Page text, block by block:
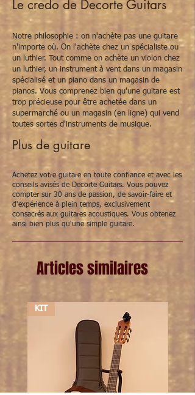
Is van het merk Boston.
Le credo de Decorte Guitars
Notre philosophie : on n'achète pas une guitare
n'importe où. On l'achète chez un spécialiste ou
un luthier. Tout comme on achète un violon chez
un luthier, un instrument à vent dans un magasin
spécialisé et un piano dans un magasin de
pianos. Vous comprenez bien qu'une guitare est
trop précieuse pour être achetée dans un
supermarché ou un magasin (en ligne) qui vend
toutes sortes d'instruments de musique.
Plus de guitare
Achetez votre guitare en toute confiance et avec les
conseils avisés de Decorte Guitars. Vous pouvez
compter sur 30 ans de passion, de savoir-faire et
d'expérience à plein temps, exclusivement
consacrés aux guitares acoustiques. Vous obtenez
ainsi bien plus qu'une simple guitare.
Articles similaires
KIT KIT